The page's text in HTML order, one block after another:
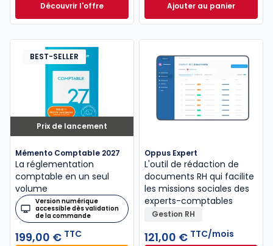
Découvrir l'offreGenIA-L Expert-comptable à partir de
Dès
Ajouter au panier
Mémento Fiscal
Prix de lancement
BEST-SELLER
Mémento Comptable 2027
La réglementation
comptable en un seul
volume
Version numérique
accessible dès validation
de la commande
199,00 € TTC
Oppus Expert
L'outil de rédaction de
documents RH qui facilite
les missions sociales des
experts-comptables
Gestion RH
121,00 € TTC/mois